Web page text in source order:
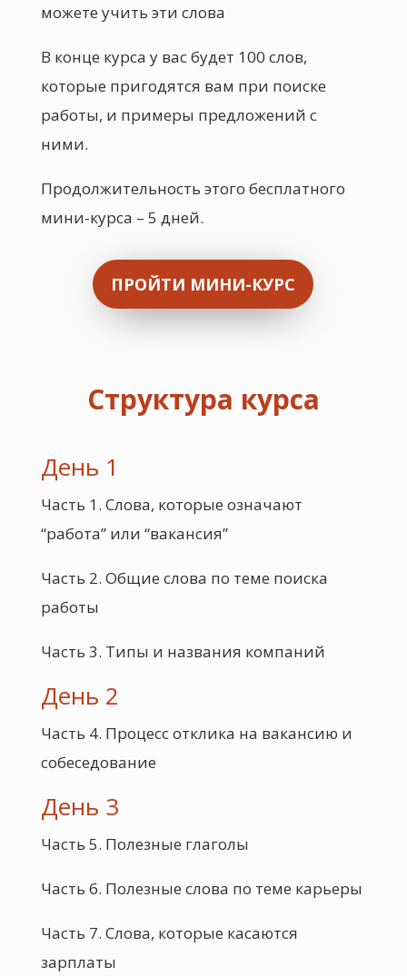
можете учить эти слова
В конце курса у вас будет 100 слов,
которые пригодятся вам при поиске
работы, и примеры предложений с
ними.
Продолжительность этого бесплатного
мини-курса – 5 дней.
ПРОЙТИ МИНИ-КУРС
Структура курса
День 1
Часть 1. Слова, которые означают
“работа” или “вакансия”
Часть 2. Общие слова по теме поиска
работы
Часть 3. Типы и названия компаний
День 2
Часть 4. Процесс отклика на вакансию и
собеседование
День 3
Часть 5. Полезные глаголы
Часть 6. Полезные слова по теме карьеры
Часть 7. Слова, которые касаются
зарплаты